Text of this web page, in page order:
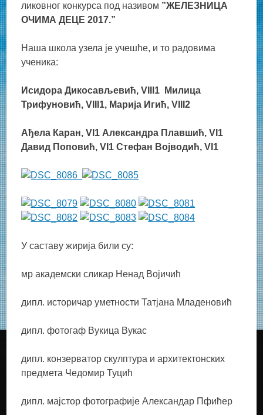
ликовног конкурса под називом ”ЖЕЛЕЗНИЦА
ОЧИМА ДЕЦЕ 2017.”
Наша школа узела је учешће, и то радовима
ученика:
Исидора Дикосављевић, VIII1 Милица
Трифуновић, VIII1, Марија Игић, VIII2
Ађела Каран, VI1 Александра Плавшић, VI1
Давид Поповић, VI1 Стефан Војводић, VI1
У саставу жирија били су:
мр академски сликар Ненад Војичић
дипл. историчар уметности Татјана Младеновић
дипл. фотогаф Вукица Вукас
дипл. конзерватор скулптура и архитектонских
предмета Чедомир Туцић
дипл. мајстор фотографије Александар Пфићер